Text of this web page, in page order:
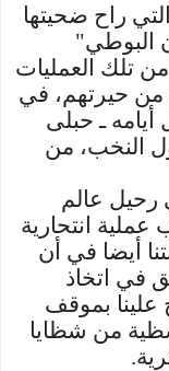
راح ضحيتها
البوطي"
تلك العمليات
من حيرتهم، في
ـ حبلى
النخب، من
رحيل عالم
انتحارية
أيضا في أن
في اتخاذ
بموقف
من شظايا